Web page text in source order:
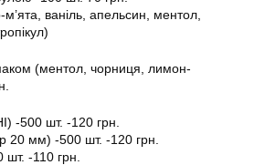
ваніль, апельсин, ментол,
(ментол, чорниця, лимон-
-500 шт. -120 грн.
20 мм) -500 шт. -120 грн.
-110 грн.